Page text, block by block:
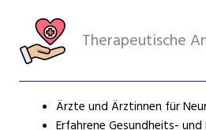
Therapeutische
Ärzte und Ärztinnen für